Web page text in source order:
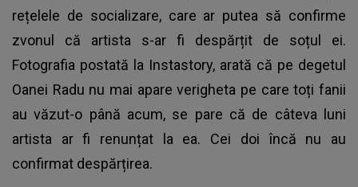
rețelele de socializare, care ar putea să confirme
zvonul că artista s-ar fi despărțit de soțul ei.
Fotografia postată la Instastory, arată că pe degetul
Oanei Radu nu mai apare verigheta pe care toți fanii
au văzut-o până acum, se pare că de câteva luni
artista ar fi renunțat la ea. Cei doi încă nu au
confirmat despărțirea.